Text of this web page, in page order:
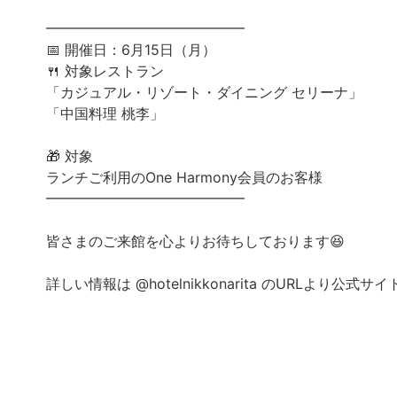
━━━━━━━━━━━━━━
📅 開催日：6月15日（月）
🍴 対象レストラン
「カジュアル・リゾート・ダイニング セリーナ」
「中国料理 桃李」
🎁 対象
ランチご利用のOne Harmony会員のお客様
━━━━━━━━━━━━━━
皆さまのご来館を心よりお待ちしております😆
詳しい情報は @hotelnikkonarita のURLより公式サイ